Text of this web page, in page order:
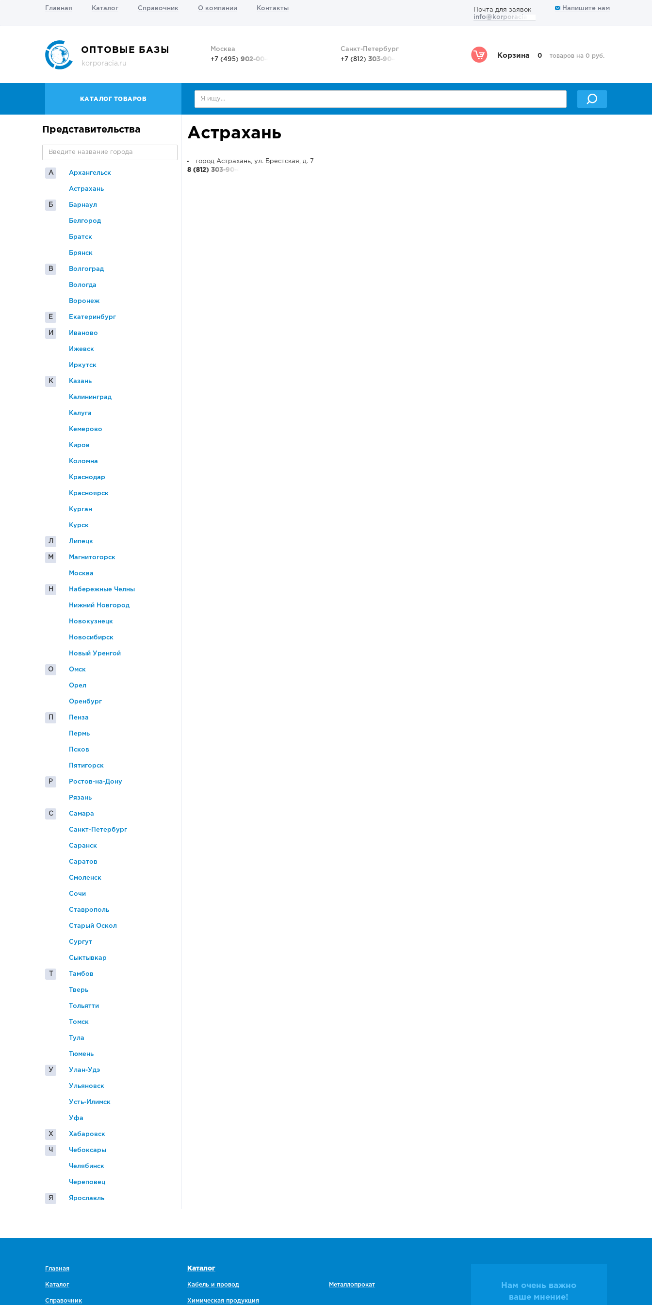
Главная Каталог Справочник О компании Контакты
Почта для заявок
info@korporacia.ru
Напишите нам
ОПТОВЫЕ БАЗЫ
korporacia.ru
Москва
+7 (495)902-00-48
Санкт-Петербург
+7 (812)303-90-48
Корзина 0 товаров на 0 руб.
КАТАЛОГ ТОВАРОВ
Представительства
А Архангельск
Астрахань
Б Барнаул
Белгород
Братск
Брянск
В Волгоград
Вологда
Воронеж
Е Екатеринбург
И Иваново
Ижевск
Иркутск
К Казань
Калининград
Калуга
Кемерово
Киров
Коломна
Краснодар
Красноярск
Курган
Курск
Л Липецк
М Магнитогорск
Москва
Н Набережные Челны
Нижний Новгород
Новокузнецк
Новосибирск
Новый Уренгой
О Омск
Орел
Оренбург
Пенза
Пермь
Псков
Пятигорск
Р Ростов-на-Дону
Рязань
С Самара
Санкт-Петербург
Саранск
Саратов
Смоленск
Сочи
Ставрополь
Старый Оскол
Сургут
Сыктывкар
Тамбов
Тверь
Тольятти
Томск
Тула
Тюмень
У Улан-Удэ
Ульяновск
Усть-Илимск
Уфа
Х Хабаровск
Ч Чебоксары
Челябинск
Череповец
Я Ярославль
Астрахань
город Астрахань, ул. Брестская, д. 7
8 (812) 303-90-48
Главная
Каталог
Справочник
Каталог
Кабель и провод
Химическая продукция
Металлопрокат
Нам очень важно
ваше мнение!